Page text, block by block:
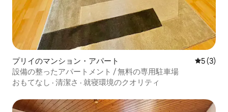
プリイのマンション・アパート レビュー
5 (3)
設備の整ったアパートメント / 無料の専用駐車場
おもてなし · 清潔さ · 就寝環境のクオリティ